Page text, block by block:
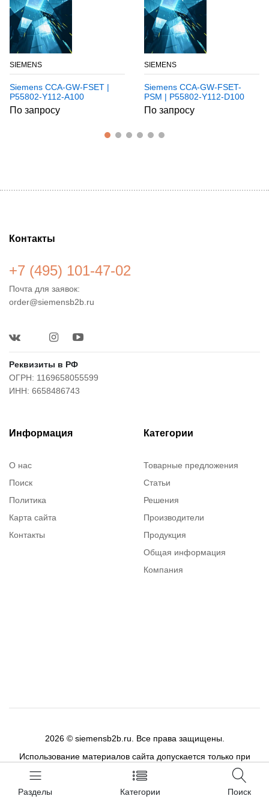
Разделы Категории Поиск
SIEMENS
Siemens CCA-GW-FSET |
P55802-Y112-A100
По запросу
SIEMENS
Siemens CCA-GW-FSET-
PSM | P55802-Y112-D100
По запросу
Контакты
+7 (495) 101-47-02
Почта для заявок:
order@siemensb2b.ru
Реквизиты в РФ
ОГРН: 1169658055599
ИНН: 6658486743
Информация
О нас
Поиск
Политика
Карта сайта
Контакты
Категории
Товарные предложения
Статьи
Решения
Производители
Продукция
Общая информация
Компания
2026 © siemensb2b.ru. Все права защищены.
Использование материалов сайта допускается только при
публикации активной ссылки на цитируемый материал.